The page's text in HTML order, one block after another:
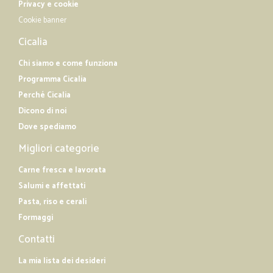
Privacy e cookie
Cookie banner
Cicalia
Chi siamo e come funziona
Programma Cicalia
Perché Cicalia
Dicono di noi
Dove spediamo
Migliori categorie
Carne fresca e lavorata
Salumi e affettati
Pasta, riso e cerali
Formaggi
Contatti
La mia lista dei desideri